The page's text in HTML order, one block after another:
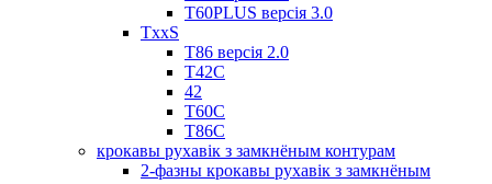
T60PLUS версія 3.0
TxxS
Т86 версія 2.0
Т42С
42
Т60С
Т86С
крокавы рухавік з замкнёным контурам
2-фазны крокавы рухавік з замкнёным